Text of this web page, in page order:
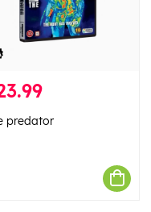
predator